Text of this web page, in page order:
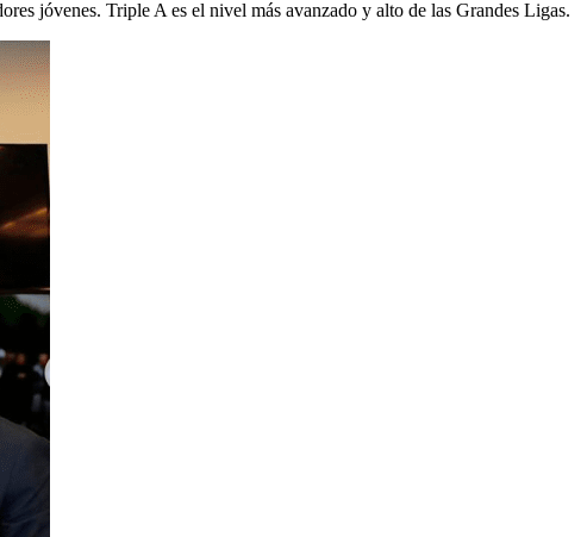
jóvenes. Triple A es el nivel más avanzado y alto de las Grandes Ligas.